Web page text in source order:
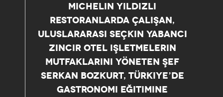
MICHELIN YILDIZLI
RESTORANLARDA ÇALIŞAN,
ULUSLARARASI SEÇKIN YABANCI
ZINCIR OTEL IŞLETMELERIN
MUTFAKLARINI YÖNETEN ŞEF
SERKAN BOZKURT, TÜRKIYE’DE
GASTRONOMI EĞITIMINE